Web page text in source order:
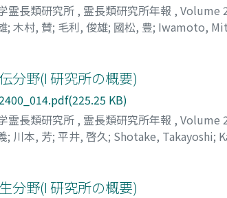
霊長類研究所 , 霊長類研究所年報 , Volume
; 木村, 賛; 毛利, 俊雄; 國松, 豊; Iwamoto,
分野(I 研究所の概要)
KB)
霊長類研究所 , 霊長類研究所年報 , Volume
; 川本, 芳; 平井, 啓久; Shotake, Takayoshi;
分野(I 研究所の概要)